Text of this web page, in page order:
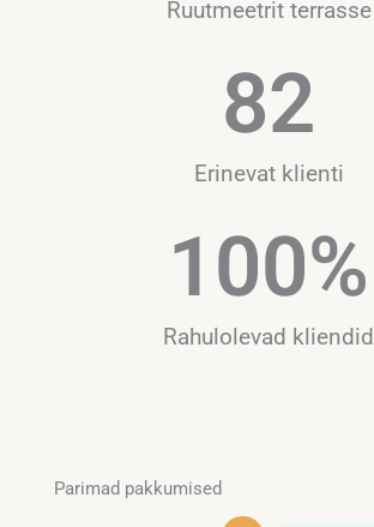
Ruutmeetrit terrasse
Erinevat klienti​
82
Rahulolevad kliendid​
100%
Parimad pakkumised